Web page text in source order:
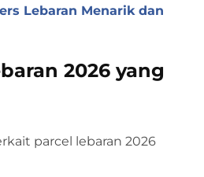
Lebaran Menarik dan
2026 yang
parcel lebaran 2026